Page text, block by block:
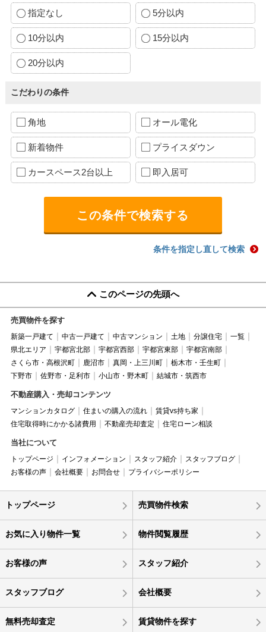
指定なし 5分以内
10分以内 15分以内
20分以内
こだわりの条件
角地 オール電化
新着物件 プライスダウン
カースペース2台以上 即入居可
条件を指定し直して検索
このページの先頭へ
売買物件を探す
新築一戸建て 中古一戸建て 中古マンション 土地 分譲住宅
一覧
県北エリア
宇都宮北部 宇都宮西部 宇都宮東部
宇都宮南部
さくら市・高根沢町
鹿沼市 真岡・上三川町
栃木市・壬生町
下野市
佐野市・足利市 小山市・野木町 結城市・筑西市
不動産購入・売却コンテンツ
マンションカタログ 住まいの購入の流れ
賃貸vs持ち家
住宅取得時にかかる諸費用
不動産売却査定 住宅ローン相談
当社について
トップページ インフォメーション スタッフ紹介
スタッフブログ
お客様の声
会社概要 お問合せ プライバシーポリシー
トップページ 売買物件検索
お気に入り物件一覧 物件閲覧履歴
お客様の声 スタッフ紹介
スタッフブログ 会社概要
無料売却査定 賃貸物件を探す